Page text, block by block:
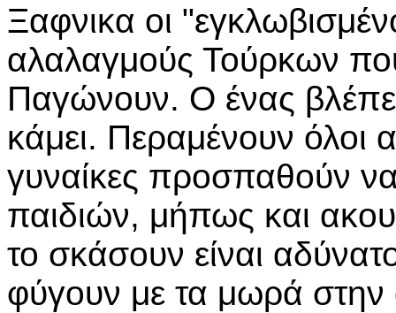
Ξαφνικα οι
αλαλαγμούς Τούρκων
Παγώνουν. Ο ένας βλέπει
κάμει. Περαμένουν όλοι
γυναίκες προσπαθούν
παιδιών, μήπως και
το σκάσουν είναι
φύγουν με τα μωρά στην